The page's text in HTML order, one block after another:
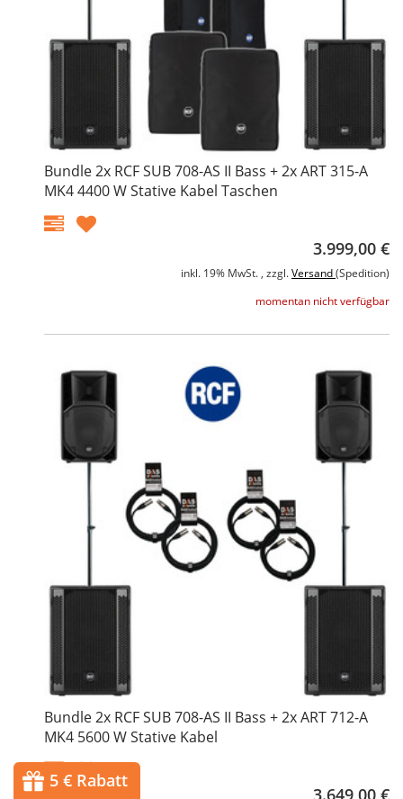
Bundle 2x RCF SUB 708-AS II Bass + 2x ART 315-A
MK4 4400 W Stative Kabel Taschen
3.999,00 €
inkl. 19% MwSt. , zzgl. Versand (Spedition)
momentan nicht verfügbar
Bundle 2x RCF SUB 708-AS II Bass + 2x ART 712-A
MK4 5600 W Stative Kabel
3.649,00 €
5 € Rabatt